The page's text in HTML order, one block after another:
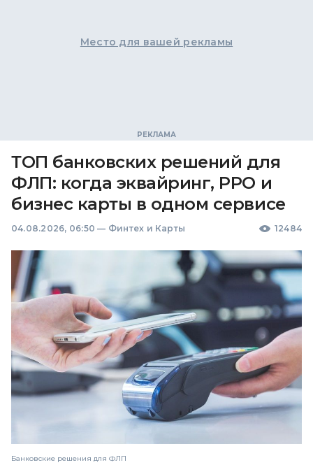
Место для вашей рекламы
ТОП банковских решений для
ФЛП: когда эквайринг, РРО и
бизнес карты в одном сервисе
04.08.2026, 06:50 — Финтех и Карты 12484
Банковские решения для ФЛП